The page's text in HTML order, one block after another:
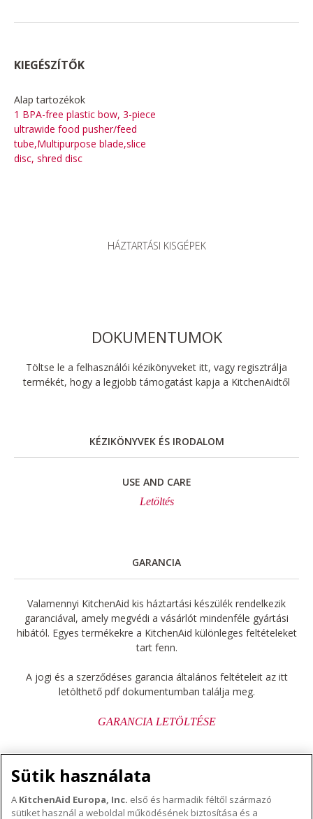
KIEGÉSZÍTŐK
Alap tartozékok
1 BPA-free plastic bow, 3-piece
ultrawide food pusher/feed
tube,Multipurpose blade,slice
disc, shred disc
HÁZTARTÁSI KISGÉPEK
DOKUMENTUMOK
Töltse le a felhasználói kézikönyveket itt, vagy regisztrálja
termékét, hogy a legjobb támogatást kapja a KitchenAidtől
KÉZIKÖNYVEK ÉS IRODALOM
USE AND CARE
Letöltés
GARANCIA
Valamennyi KitchenAid kis háztartási készülék rendelkezik
garanciával, amely megvédi a vásárlót mindenféle gyártási
hibától. Egyes termékekre a KitchenAid különleges feltételeket
tart fenn.
A jogi és a szerződéses garancia általános feltételeit az itt
letölthető pdf dokumentumban találja meg.
GARANCIA LETÖLTÉSE
Sütik használata
A KitchenAid Europa, Inc. első és harmadik féltől származó
sütiket használ a weboldal működésének biztosítása és a